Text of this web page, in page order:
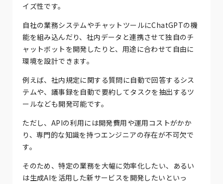
イズ性です。
自社の業務システムやチャットツールにChatGPTの機
能を組み込んだり、社内データと連携させて独自のチ
ャットボットを開発したりと、用途に合わせて自由に
環境を設計できます。
例えば、社内規定に関する質問に自動で回答するシス
テムや、議事録を自動で要約してタスクを抽出するツ
ールなども開発可能です。
ただし、APIの利用には開発費用や運用コストがかか
り、専門的な知識を持つエンジニアの存在が不可欠で
す。
そのため、特定の業務を大幅に効率化したい、あるい
は生成AIを活用した新サービスを開発したいといっ